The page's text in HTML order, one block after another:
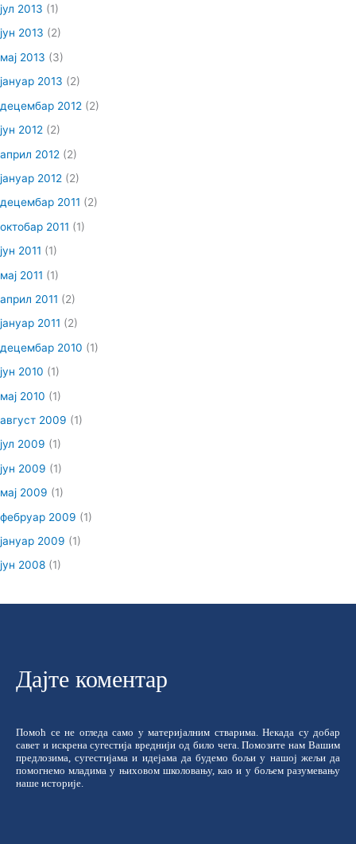
јул 2013 (1)
јун 2013 (2)
мај 2013 (3)
јануар 2013 (2)
децембар 2012 (2)
јун 2012 (2)
април 2012 (2)
јануар 2012 (2)
децембар 2011 (2)
октобар 2011 (1)
јун 2011 (1)
мај 2011 (1)
април 2011 (2)
јануар 2011 (2)
децембар 2010 (1)
јун 2010 (1)
мај 2010 (1)
август 2009 (1)
јул 2009 (1)
јун 2009 (1)
мај 2009 (1)
фебруар 2009 (1)
јануар 2009 (1)
јун 2008 (1)
Дајте коментар
Помоћ се не огледа само у материјалним стварима. Некада су добар
савет и искрена сугестија вреднији од било чега. Помозите нам Вашим
предлозима, сугестијама и идејама да будемо бољи у нашој жељи да
помогнемо младима у њиховом школовању, као и у бољем разумевању
наше историје.